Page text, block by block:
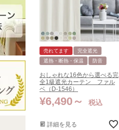
売れてます
完全遮光
遮熱・断熱・保温
防音
おしゃれな16色から選べる完
全1級遮光カーテン ファル
ベ（D-1546）
¥6,490 税込
詳細を見る